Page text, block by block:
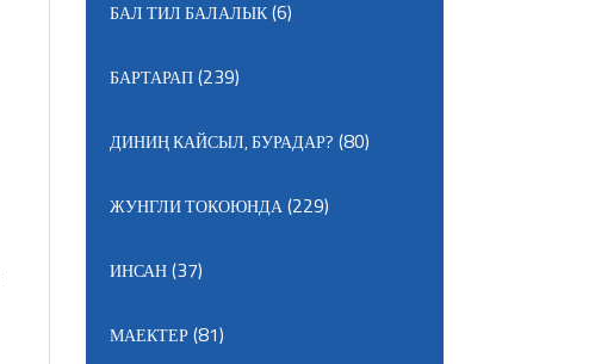
БАЛ ТИЛ БАЛАЛЫК(6)
БАРТАРАП(239)
ДИНИҢ КАЙСЫЛ, БУРАДАР? (80)
ЖУНГЛИ ТОКОЮНДА(229)
ИНСАН(37)
МАЕКТЕР(81)